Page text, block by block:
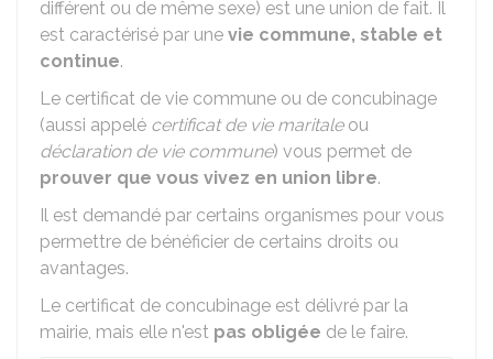
différent ou de même sexe) est une union de fait. Il
est caractérisé par une vie commune, stable et
continue.
Le certificat de vie commune ou de concubinage
(aussi appelé certificat de vie maritaleou
déclaration de vie commune) vous permet de
prouver que vous vivez en union libre.
Il est demandé par certains organismes pour vous
permettre de bénéficier de certains droits ou
avantages.
Le certificat de concubinage est délivré par la
mairie, mais elle n'est pas obligée de le faire.